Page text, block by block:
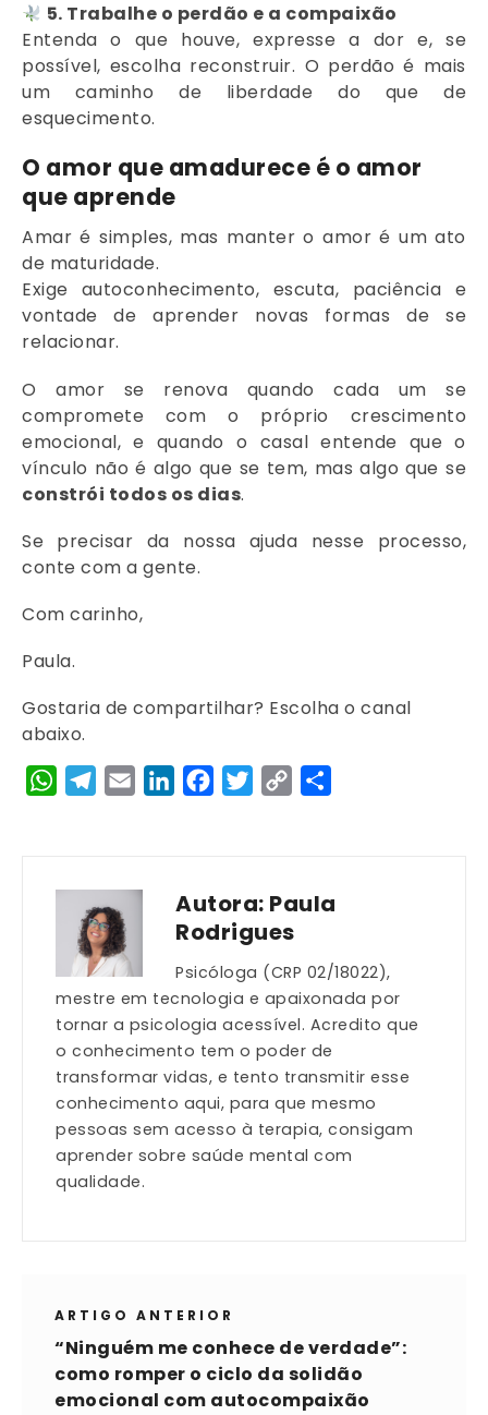
5. Trabalhe o perdão e a compaixão
Entenda o que houve, expresse a dor e, se
possível, escolha reconstruir. O perdão é mais
um caminho de liberdade do que de
esquecimento.
O amor que amadurece é o amor
que aprende
Amar é simples, mas manter o amor é um ato
de maturidade.
Exige autoconhecimento, escuta, paciência e
vontade de aprender novas formas de se
relacionar.
O amor se renova quando cada um se
compromete com o próprio crescimento
emocional, e quando o casal entende que o
vínculo não é algo que se tem, mas algo que se
constrói todos os dias.
Se precisar da nossa ajuda nesse processo,
conte com a gente.
Com carinho,
Paula.
Gostaria de compartilhar? Escolha o canal
abaixo.
WhatsApp
Telegram
Email LinkedInFacebookTwitter
Copy
Autora: Paula
Rodrigues
Psicóloga (CRP 02/18022),
mestre em tecnologia e apaixonada por
tornar a psicologia acessível. Acredito que
o conhecimento tem o poder de
transformar vidas, e tento transmitir esse
conhecimento aqui, para que mesmo
pessoas sem acesso à terapia, consigam
aprender sobre saúde mental com
qualidade.
ARTIGO ANTERIOR
“Ninguém me conhece de verdade”:
como romper o ciclo da solidão
emocional com autocompaixão